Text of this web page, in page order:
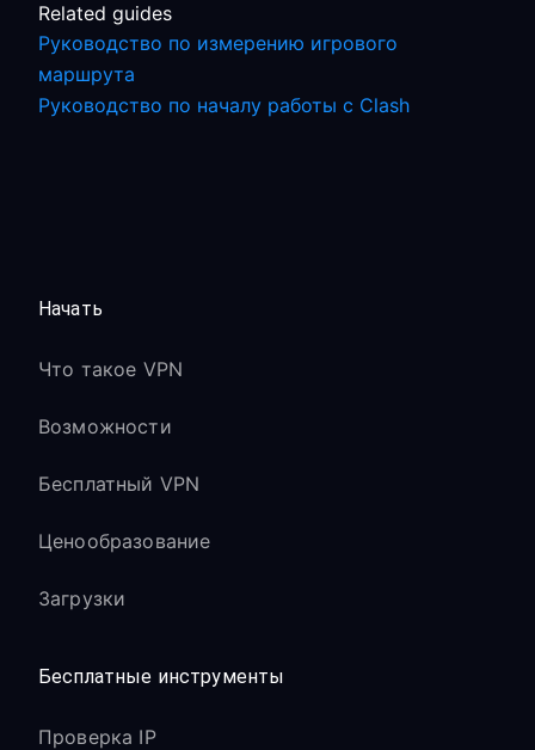
Related guides
Руководство по измерению игрового
маршрута
Руководство по началу работы с Clash
Начать
Что такое VPN
Возможности
Бесплатный VPN
Ценообразование
Загрузки
Бесплатные инструменты
Проверка IP